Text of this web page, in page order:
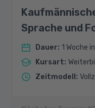
Sprache und
Dauer: 1 Woche
Kursart:
Zeitmodell :